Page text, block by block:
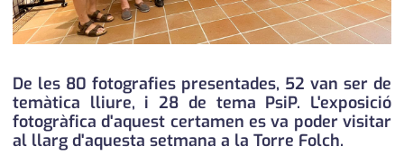
salut
serveis
societat
De les 80 fotografies presentades, 52 van ser de
temàtica lliure, i 28 de tema PsiP. L'exposició
fotogràfica d'aquest certamen es va poder visitar
al llarg d'aquesta setmana a la Torre Folch.